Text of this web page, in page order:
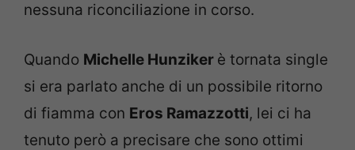
nessuna riconciliazione in corso.
Quando Michelle Hunziker è tornata single
si era parlato anche di un possibile ritorno
di fiamma con Eros Ramazzotti, lei ci ha
tenuto però a precisare che sono ottimi